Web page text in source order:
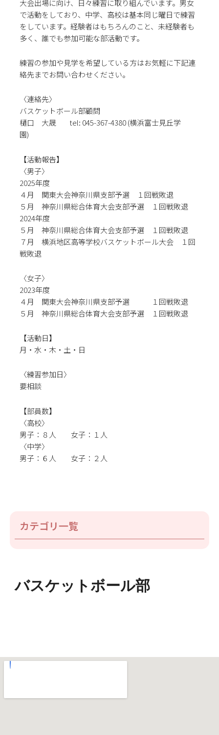
大会出場に向け、日々練習に取り組んでいます。男女
で活動をしており、中学、高校は基本同じ曜日で練習
をしています。経験者はもちろんのこと、未経験者も
多く、誰でも参加可能な部活動です。
練習の参加や見学を希望している方はお気軽に下記連
絡先までお問い合わせください。
〈連絡先〉
バスケットボール部顧問
樋口 大晟 tel: 045-367-4380 (横浜富士見丘学
園)
【活動報告】
〈男子〉
2025年度
４月 関東大会神奈川県支部予選 １回戦敗退
５月 神奈川県総合体育大会支部予選 １回戦敗退
2024年度
５月 神奈川県総合体育大会支部予選 １回戦敗退
７月 横浜地区高等学校バスケットボール大会 １回
戦敗退
〈女子〉
2023年度
４月 関東大会神奈川県支部予選 １回戦敗退
５月 神奈川県総合体育大会支部予選 １回戦敗退
【活動日】
月・水・木・土・日
〈練習参加日〉
要相談
【部員数】
〈高校〉
男子：８人 女子：１人
〈中学〉
男子：６人 女子：２人
カテゴリ一覧
バスケットボール部